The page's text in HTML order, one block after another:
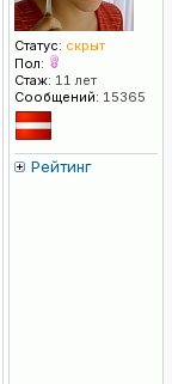
Статус: скрыт
Пол:
Стаж: 11 лет
Сообщений: 15365
Рейтинг